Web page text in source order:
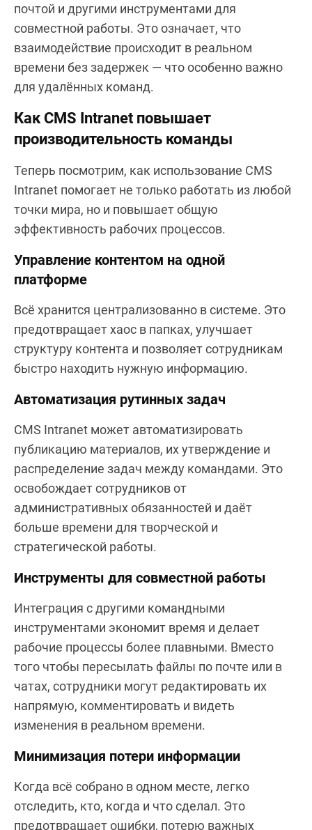
почтой и другими инструментами для
совместной работы. Это означает, что
взаимодействие происходит в реальном
времени без задержек — что особенно важно
для удалённых команд.
Как CMS Intranet повышает
производительность команды
Теперь посмотрим, как использование CMS
Intranet помогает не только работать из любой
точки мира, но и повышает общую
эффективность рабочих процессов.
Управление контентом на одной
платформе
Всё хранится централизованно в системе. Это
предотвращает хаос в папках, улучшает
структуру контента и позволяет сотрудникам
быстро находить нужную информацию.
Автоматизация рутинных задач
CMS Intranet может автоматизировать
публикацию материалов, их утверждение и
распределение задач между командами. Это
освобождает сотрудников от
административных обязанностей и даёт
больше времени для творческой и
стратегической работы.
Инструменты для совместной работы
Интеграция с другими командными
инструментами экономит время и делает
рабочие процессы более плавными. Вместо
того чтобы пересылать файлы по почте или в
чатах, сотрудники могут редактировать их
напрямую, комментировать и видеть
изменения в реальном времени.
Минимизация потери информации
Когда всё собрано в одном месте, легко
отследить, кто, когда и что сделал. Это
предотвращает ошибки, потерю важных